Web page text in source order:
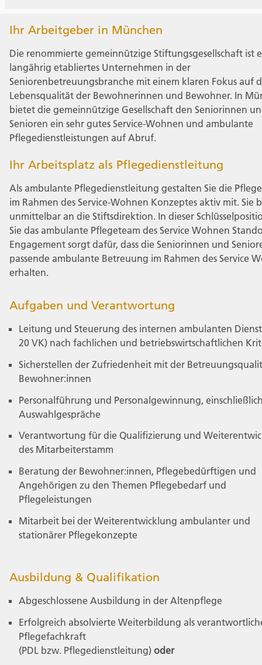
Ihr Arbeitgeber in München
Die renommierte gemeinnützige Stiftungsgesellschaft ist
langährig etabliertes Unternehmen in der
Seniorenbetreuungsbranche mit einem klaren Fokus auf
Lebensqualität der Bewohnerinnen und Bewohner. In
bietet die gemeinnützige Gesellschaft den Seniorinnen
Senioren ein sehr gutes Service-Wohnen und ambulante
Pflegedienstleistungen auf Abruf.
Ihr Arbeitsplatz als Pflegedienstleitung
Als ambulante Pflegedienstleitung gestalten Sie die
im Rahmen des Service-Wohnen Konzeptes aktiv mit. Sie
unmittelbar an die Stiftsdirektion. In dieser
Sie das ambulante Pflegeteam des Service Wohnen
Engagement sorgt dafür, dass die Seniorinnen und
passende ambulante Betreuung im Rahmen des Service
erhalten.
Aufgaben und Verantwortung
Leitung und Steuerung des internen ambulanten
20 VK) nach fachlichen und betriebswirtschaftlichen
Sicherstellen der Zufriedenheit mit der
Bewohner:innen
Personalführung und Personalgewinnung,
Auswahlgespräche
Verantwortung für die Qualifizierung und
des Mitarbeiterstamm
Beratung der Bewohner:innen, Pflegebedürftigen und
Angehörigen zu den Themen Pflegebedarf und
Pflegeleistungen
Mitarbeit bei der Weiterentwicklung ambulanter und
stationärer Pflegekonzepte
Ausbildung & Qualifikation
Abgeschlossene Ausbildung in der Altenpflege
Erfolgreich absolvierte Weiterbildung als
Pflegefachkraft
(PDL bzw. Pflegedienstleitung) oder